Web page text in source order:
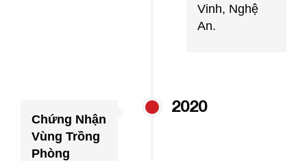
Vinh, Nghệ
An.
2020
Chứng Nhận
Vùng Trồng
Phòng